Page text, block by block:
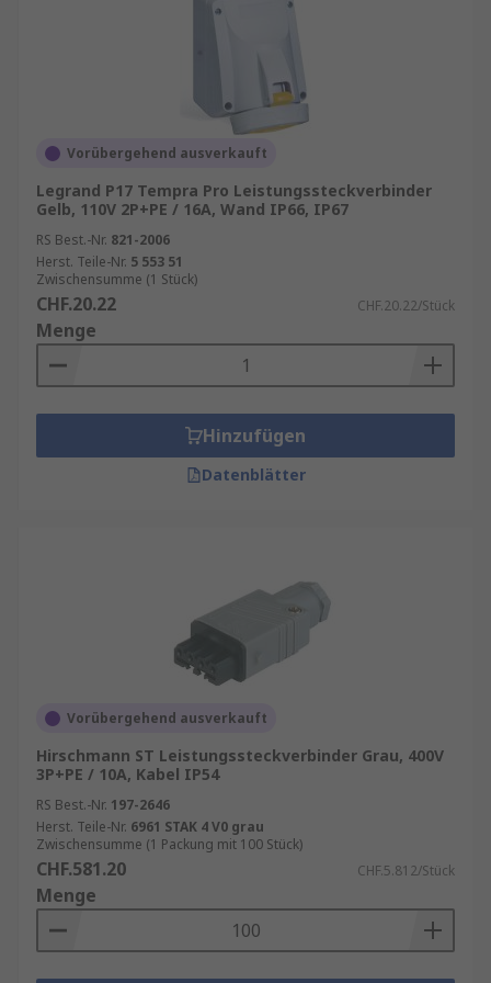
Energieübertragung
Industriesteckverbinder kaufen
Beim Kauf von Leistungssteckverbindern,
Industriesteckverbindern und
Nennstrom, Spannung, Schutzart und Bauform
achten. RS bietet ein umfangreiches Sortiment an
hochwertigen Lösungen, darunter verschiedene
Anschlüsse, Buchsen und Industrie Steckdosen
für unterschiedliche Anwendungen. Führende
Marken wie
und
Industrialstehen dabei für geprüfte Qualität,
anspruchsvollen Einsatzbereichen.
Darüber hinaus umfasst das Sortiment auch
komplette Energieverteilungslösungen
umzusetzen. Zusätzlich profitieren Kunden von
Better World
energieeffiziente und umweltbewusste
Anwendungen unterstützen. Mit Services wie
Procurement Solutionsermöglicht RS eine
effiziente Beschaffung, optimierte Lagerhaltung
und maximale Verfügbarkeit – ideal für
industrielle Anwendungen und professionelle
Installationen.
Vorübergehend ausverkauft
Legrand P17 Tempra Pro Leistungssteckverbinder
Gelb, 110V 2P+PE / 16A, Wand IP66, IP67
RS Best.-Nr. 821-2006
Herst. Teile-Nr. 5 553 51
Zwischensumme (1 Stück)
CHF.20.22 CHF.20.22/Stück
Menge
Hinzufügen
Datenblätter
Vorübergehend ausverkauft
Hirschmann ST Leistungssteckverbinder Grau, 400V
3P+PE / 10A, Kabel IP54
RS Best.-Nr. 197-2646
Herst. Teile-Nr. 6961 STAK 4 V0 grau
Zwischensumme (1 Packung mit 100 Stück)
CHF.581.20 CHF.5.812/Stück
Menge